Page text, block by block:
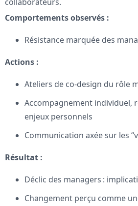
Comportements observés :
Résistance marquée des
Actions :
Ateliers de co-design du rôle
Accompagnement individuel,
enjeux personnels
Communication axée sur les
Résultat :
Déclic des managers :
Changement perçu comme